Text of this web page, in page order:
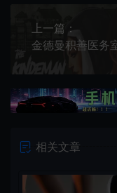
上一篇：
相关文章